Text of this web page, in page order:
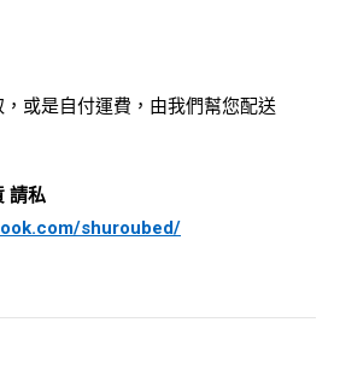
或是自付運費，由我們幫您配送
請私
shuroubed/